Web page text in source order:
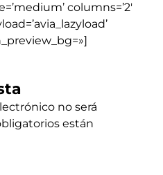
columns=’2′
no será
están